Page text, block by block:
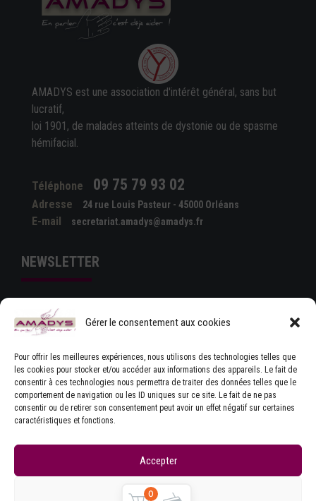
Gérer le consentement aux cookies
Pour offrir les meilleures expériences, nous utilisons des technologies telles que
les cookies pour stocker et/ou accéder aux informations des appareils. Le fait de
consentir à ces technologies nous permettra de traiter des données telles que le
comportement de navigation ou les ID uniques sur ce site. Le fait de ne pas
consentir ou de retirer son consentement peut avoir un effet négatif sur certaines
caractéristiques et fonctions.
Accepter
Refuser
AMADYS est une association d'intérêt général, sans but
lucratif,
loi 1901, de malades atteints de dystonie ou de spasme
hémifacial.
Téléphone 09 75 79 93 02
Adresse 24 rue Louis Pasteur - 45000 Orléans
E-mail secretariat.amadys@amadys.fr
NEWSLETTER
J'ACCEPTE LES CONDITIONS GÉNÉRALES
D'UTILISATION
0